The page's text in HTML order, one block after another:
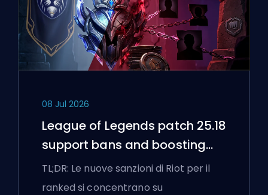
08 Jul 2026
League of Legends patch 25.18
support bans and boosting
flags
TL;DR: Le nuove sanzioni di Riot per il
ranked si concentrano su